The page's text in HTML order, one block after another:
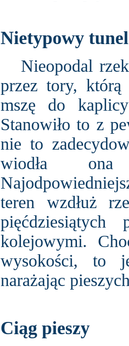
Nietypowy tunel
Nieopodal rzeki
przez tory, którą
mszę do
Stanowiło to z
nie to
wiodła
teren wzdłuż
kolejowymi.
wysokości, to
narażając
Ciąg pieszy